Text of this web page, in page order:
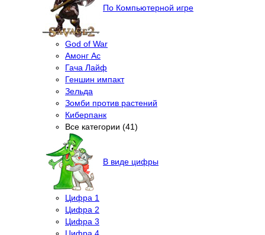
По Компьютерной игре
God of War
Амонг Ас
Гача Лайф
Геншин импакт
Зельда
Зомби против растений
Киберпанк
Все категории (41)
В виде цифры
Цифра 1
Цифра 2
Цифра 3